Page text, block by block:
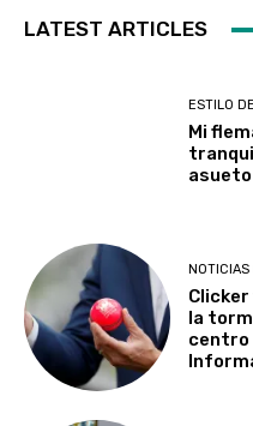
LATEST ARTICLES
ESTILO
Mi
la
centro